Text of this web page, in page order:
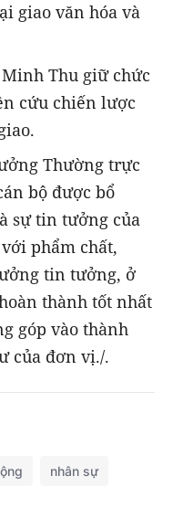
giao văn hóa và
Thu giữ chức
cứu chiến lược
Thường trực
bộ được bổ
sự tin tưởng của
phẩm chất,
tin tưởng, ở
thành tốt nhất
góp vào thành
của đơn vị./.
nhân sự